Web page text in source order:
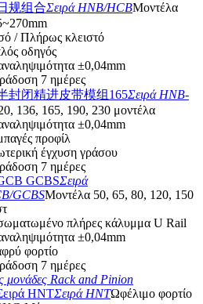
Σειρά HNB/HCBΜοντέλα
/ Πλήρως κλειστό
οδηγός
±0,04mm
7 ημέρες
Σειρά HNB-
136, 165, 190, 230 μοντέλα
±0,04mm
προφίλ
έγχυση γράσου
7 ημέρες
Σειρά
GCBSΜοντέλα 50, 65, 80, 120, 150
πλήρες κάλυμμα U Rail
±0,04mm
φορτίο
7 ημέρες
μονάδες Rack and Pinion
Σειρά HNTΩφέλιμο φορτίο